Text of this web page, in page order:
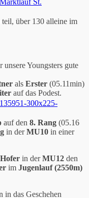
über 130 alleine im
unsere Youngsters gute
als Erster (05.11min)
auf das Podest.
auf den 8. Rang (05.16
in derMU10 in einer
in derMU12 den
im Jugenlauf (2550m)
das Geschehen